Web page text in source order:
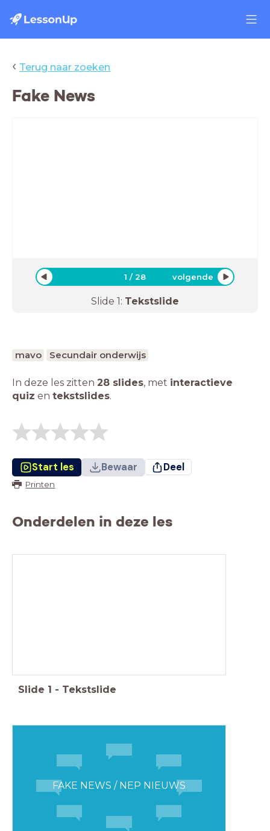
‹ Terug naar zoeken
Fake News
1 /28 volgende
Slide 1: Tekstslide
mavo Secundair onderwijs
In deze les zitten 28 slides, met interactieve
quiz en tekstslides.
Start les Bewaar Deel
Printen
Onderdelen in deze les
Slide 1 - Tekstslide
FAKE NEWS / NEP NIEUWS